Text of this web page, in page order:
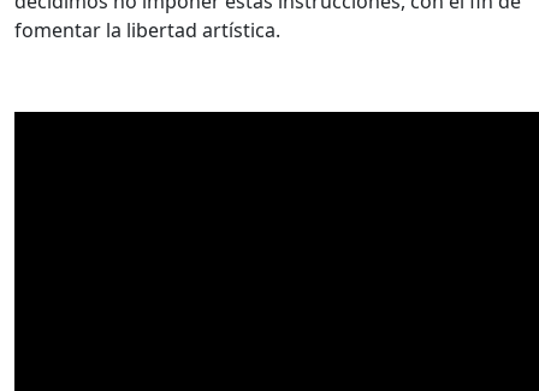
fomentar la libertad artística.